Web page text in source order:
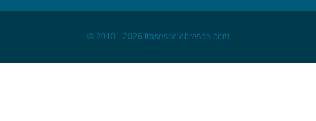
© 2010 - 2026 frasescelebresde.com